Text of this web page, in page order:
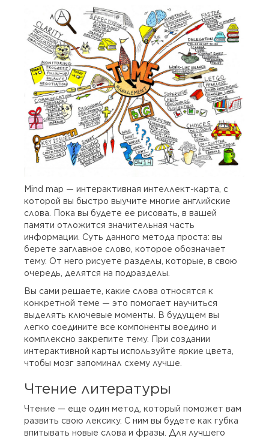
Mind map — интерактивная интеллект-карта, с
которой вы быстро выучите многие английские
слова. Пока вы будете ее рисовать, в вашей
памяти отложится значительная часть
информации. Суть данного метода проста: вы
берете заглавное слово, которое обозначает
тему. От него рисуете разделы, которые, в свою
очередь, делятся на подразделы.
Вы сами решаете, какие слова относятся к
конкретной теме — это помогает научиться
выделять ключевые моменты. В будущем вы
легко соедините все компоненты воедино и
комплексно закрепите тему. При создании
интерактивной карты используйте яркие цвета,
чтобы мозг запоминал схему лучше.
Чтение литературы
Чтение — еще один метод, который поможет вам
развить свою лексику. С ним вы будете как губка
впитывать новые слова и фразы. Для лучшего